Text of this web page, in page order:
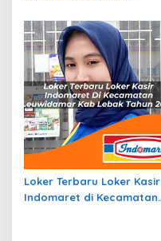
Rokan Hilir Tahun 2026
Loker Terbaru Loker Kasir
Indomaret di Kecamatan